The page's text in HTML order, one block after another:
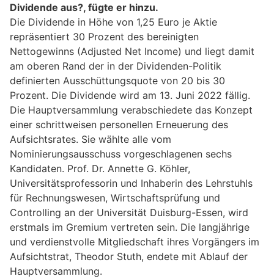
Dividende aus?, fügte er hinzu.
Die Dividende in Höhe von 1,25 Euro je Aktie
repräsentiert 30 Prozent des bereinigten
Nettogewinns (Adjusted Net Income) und liegt damit
am oberen Rand der in der Dividenden-Politik
definierten Ausschüttungsquote von 20 bis 30
Prozent. Die Dividende wird am 13. Juni 2022 fällig.
Die Hauptversammlung verabschiedete das Konzept
einer schrittweisen personellen Erneuerung des
Aufsichtsrates. Sie wählte alle vom
Nominierungsausschuss vorgeschlagenen sechs
Kandidaten. Prof. Dr. Annette G. Köhler,
Universitätsprofessorin und Inhaberin des Lehrstuhls
für Rechnungswesen, Wirtschaftsprüfung und
Controlling an der Universität Duisburg-Essen, wird
erstmals im Gremium vertreten sein. Die langjährige
und verdienstvolle Mitgliedschaft ihres Vorgängers im
Aufsichtstrat, Theodor Stuth, endete mit Ablauf der
Hauptversammlung.